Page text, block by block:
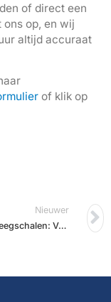
of direct een
ons op, en wij
altijd accuraat
of klik op
Nieuwer
Stoelweegschalen: Veilig en functioneel